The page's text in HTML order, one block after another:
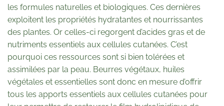
les formules naturelles et biologiques. Ces dernières
exploitent les propriétés hydratantes et nourrissantes
des plantes. Or celles-ci regorgent d’acides gras et de
nutriments essentiels aux cellules cutanées. C’est
pourquoi ces ressources sont si bien tolérées et
assimilées par la peau. Beurres végétaux, huiles
végétales et essentielles sont donc en mesure d’offrir
tous les apports essentiels aux cellules cutanées pour